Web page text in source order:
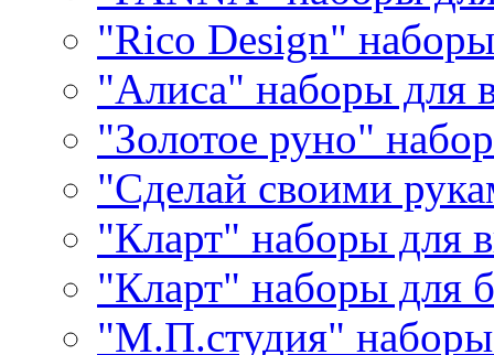
"Rico Design"
"Алиса" наборы для
"Золотое руно"
"Сделай своими
"Кларт" наборы для
"Кларт" наборы для
"М.П.студия"